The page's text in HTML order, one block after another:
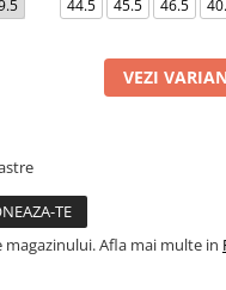
44.5
45.5 46.5
VEZI
Afla mai multe in